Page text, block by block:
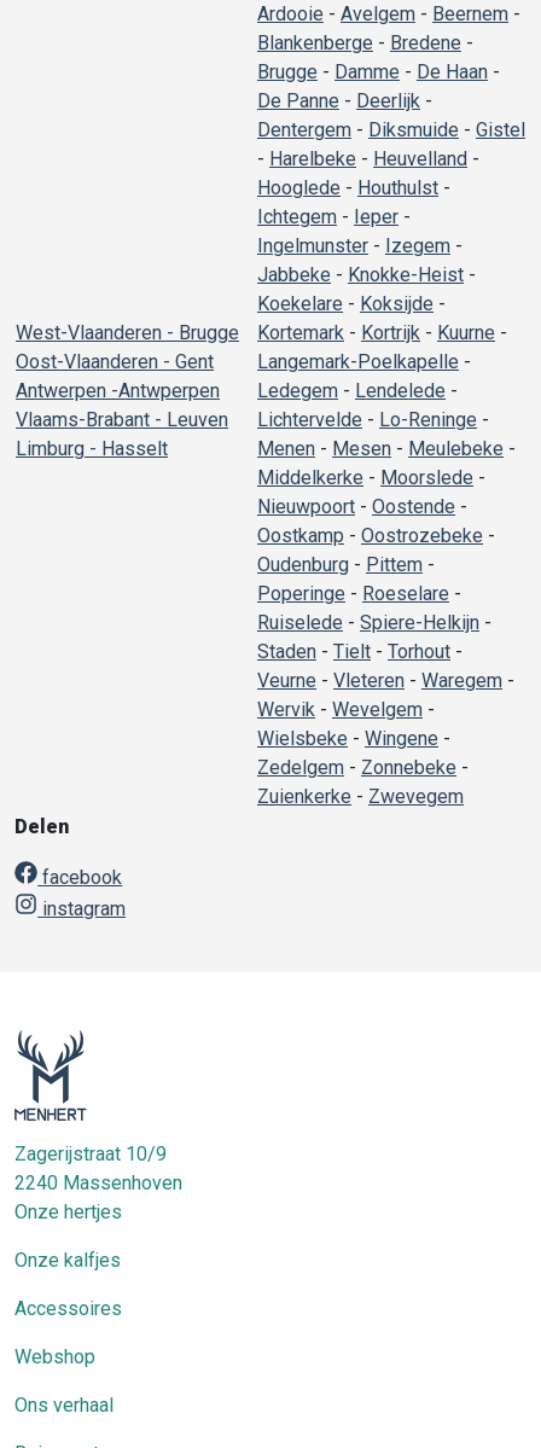
West-Vlaanderen - Brugge
Oost-Vlaanderen - Gent
Antwerpen -Antwperpen
Vlaams-Brabant - Leuven
Limburg - Hasselt
Ardooie - Avelgem - Beernem -
Blankenberge - Bredene -
Brugge - Damme - De Haan -
De Panne - Deerlijk -
Dentergem - Diksmuide - Gistel
- Harelbeke - Heuvelland -
Hooglede - Houthulst -
Ichtegem - Ieper -
Ingelmunster - Izegem -
Jabbeke - Knokke-Heist -
Koekelare - Koksijde -
Kortemark - Kortrijk - Kuurne -
Langemark-Poelkapelle -
Ledegem - Lendelede -
Lichtervelde - Lo-Reninge -
Menen - Mesen - Meulebeke -
Middelkerke - Moorslede -
Nieuwpoort - Oostende -
Oostkamp - Oostrozebeke -
Oudenburg - Pittem -
Poperinge - Roeselare -
Ruiselede - Spiere-Helkijn -
Staden - Tielt - Torhout -
Veurne - Vleteren - Waregem -
Wervik - Wevelgem -
Wielsbeke - Wingene -
Zedelgem - Zonnebeke -
Zuienkerke - Zwevegem
Delen
facebook
instagram
Zagerijstraat 10/9
2240 Massenhoven
Onze hertjes
Onze kalfjes
Accessoires
Webshop
Ons verhaal